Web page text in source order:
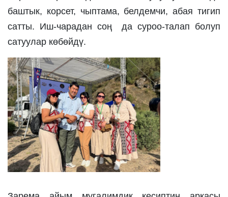
баштык, корсет, чыптама, белдемчи, абая тигип
сатты. Иш-чарадан соң  да суроо-талап болуп
сатуулар көбөйдү.